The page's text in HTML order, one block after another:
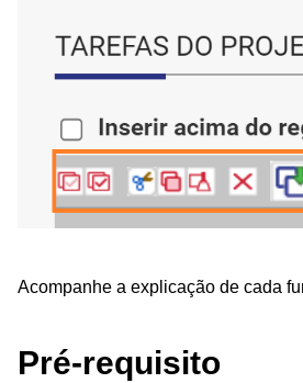
Acompanhe a explicação de cada
Pré-requisito